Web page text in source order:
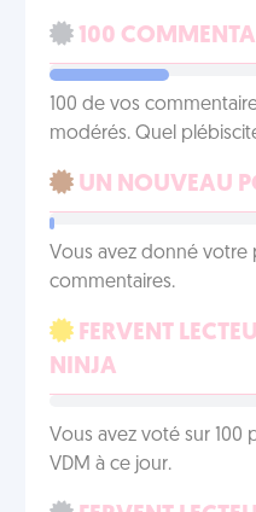
100
100 de vos
modérés. Quel
UN NOUVEAU
Vous avez donné votre
commentaires.
FERVENT
NINJA
Vous avez voté sur 100
VDM à ce jour.